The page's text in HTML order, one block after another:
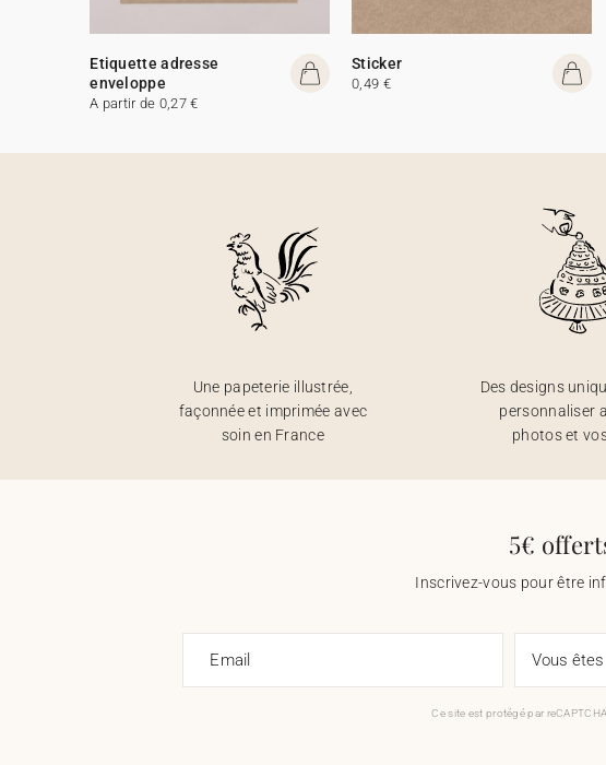
Etiquette adresse
enveloppe
A partir de 0,27 €
Sticker
0,49 €
Une papeterie illustrée,
façonnée et imprimée avec
soin en France
Des designs
personnaliser
photos et
5€
Inscrivez-vous pour être
Email
Ce site est protégé par